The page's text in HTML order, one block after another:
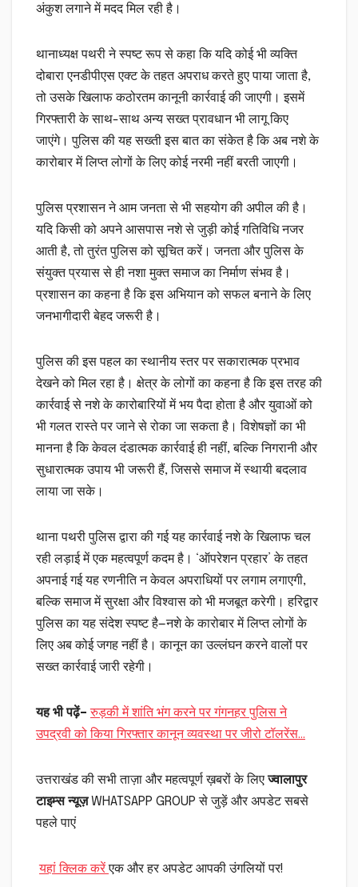
अंकुश लगाने में मदद मिल रही है।
थानाध्यक्ष पथरी ने स्पष्ट रूप से कहा कि यदि कोई भी व्यक्ति
दोबारा एनडीपीएस एक्ट के तहत अपराध करते हुए पाया जाता है,
तो उसके खिलाफ कठोरतम कानूनी कार्रवाई की जाएगी। इसमें
गिरफ्तारी के साथ-साथ अन्य सख्त प्रावधान भी लागू किए
जाएंगे। पुलिस की यह सख्ती इस बात का संकेत है कि अब नशे के
कारोबार में लिप्त लोगों के लिए कोई नरमी नहीं बरती जाएगी।
पुलिस प्रशासन ने आम जनता से भी सहयोग की अपील की है।
यदि किसी को अपने आसपास नशे से जुड़ी कोई गतिविधि नजर
आती है, तो तुरंत पुलिस को सूचित करें। जनता और पुलिस के
संयुक्त प्रयास से ही नशा मुक्त समाज का निर्माण संभव है।
प्रशासन का कहना है कि इस अभियान को सफल बनाने के लिए
जनभागीदारी बेहद जरूरी है।
पुलिस की इस पहल का स्थानीय स्तर पर सकारात्मक प्रभाव
देखने को मिल रहा है। क्षेत्र के लोगों का कहना है कि इस तरह की
कार्रवाई से नशे के कारोबारियों में भय पैदा होता है और युवाओं को
भी गलत रास्ते पर जाने से रोका जा सकता है। विशेषज्ञों का भी
मानना है कि केवल दंडात्मक कार्रवाई ही नहीं, बल्कि निगरानी और
सुधारात्मक उपाय भी जरूरी हैं, जिससे समाज में स्थायी बदलाव
लाया जा सके।
थाना पथरी पुलिस द्वारा की गई यह कार्रवाई नशे के खिलाफ चल
रही लड़ाई में एक महत्वपूर्ण कदम है। ‘ऑपरेशन प्रहार’ के तहत
अपनाई गई यह रणनीति न केवल अपराधियों पर लगाम लगाएगी,
बल्कि समाज में सुरक्षा और विश्वास को भी मजबूत करेगी। हरिद्वार
पुलिस का यह संदेश स्पष्ट है—नशे के कारोबार में लिप्त लोगों के
लिए अब कोई जगह नहीं है। कानून का उल्लंघन करने वालों पर
सख्त कार्रवाई जारी रहेगी।
यह भी पढ़ें– रुड़की में शांति भंग करने पर गंगनहर पुलिस ने
उपद्रवी को किया गिरफ्तार कानून व्यवस्था पर जीरो टॉलरेंस…
उत्तराखंड की सभी ताज़ा और महत्वपूर्ण ख़बरों के लिएज्वालापुर
टाइम्स न्यूज़WHATSAPP GROUP से जुड़ें और अपडेट सबसे
पहले पाएं
यहां क्लिक करेंएक और हर अपडेट आपकी उंगलियों पर!